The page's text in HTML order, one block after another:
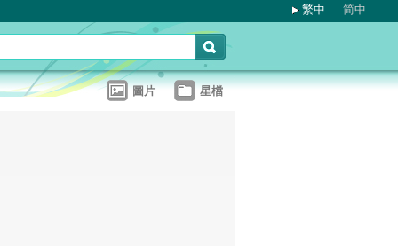
繁中 简中
圖片 星檔